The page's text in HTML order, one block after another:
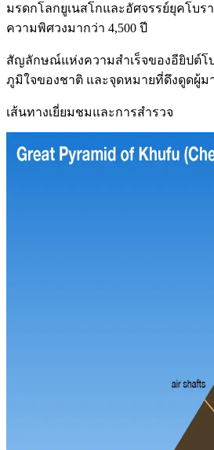
มรดกโลกยูเนสโกและอัศจรรย์ยุคโบ
ความพิศวงมากว่า 4,500 ปี
สัญลักษณ์แห่งความสำเร็จของอียิปต์
ภูมิใจของชาติ และจุดหมายที่ดึงดูดผู้ม
เส้นทางเยี่ยมชมและการสำรวจ